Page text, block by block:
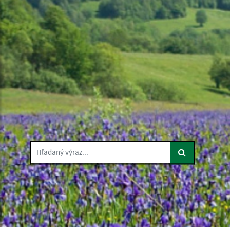
Hľadaný výraz...